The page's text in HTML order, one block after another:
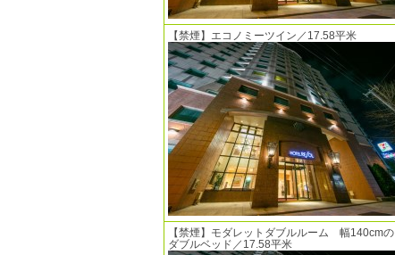
【禁煙】エコノミーツイン／17.58平米
【禁煙】モダレットダブルルーム 幅140cmの
ダブルベッド／17.58平米